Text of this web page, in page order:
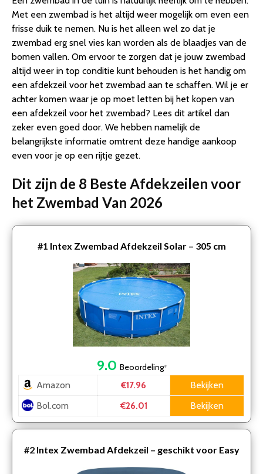
4. Intex Solar Cover – rond – Ø 305 cm
5. Intex zwembad afdekzeil – Rechthoekig – 300 x 200
cm
6. Intex zwembad afdekzeil – Rechthoekig – 450 x 220
cm
7. Intex zwembad afdekzeil – Rechthoekig – 400 x 200
cm
8. Bestway – Zwembad Afdekzeil – Omtrek 305 cm
Conclusie
Met een zwembad is het altijd weer mogelijk om even een
frisse duik te nemen. Nu is het alleen wel zo dat je
zwembad erg snel vies kan worden als de blaadjes van de
bomen vallen. Om ervoor te zorgen dat je jouw zwembad
altijd weer in top conditie kunt behouden is het handig om
een afdekzeil voor het zwembad aan te schaffen. Wil je er
achter komen waar je op moet letten bij het kopen van
een afdekzeil voor het zwembad? Lees dit artikel dan
zeker even goed door. We hebben namelijk de
belangrijkste informatie omtrent deze handige aankoop
even voor je op een rijtje gezet.
Dit zijn de 8 Beste Afdekzeilen voor
het Zwembad Van 2026
#1 Intex Zwembad Afdekzeil Solar – 305 cm
9.0 Beoordeling*
Amazon €17.96
Bekijken
Bol.com
€26.01 Bekijken
#2 Intex Zwembad Afdekzeil – geschikt voor Easy
Set zwembad – Rond – Ø 244 cm